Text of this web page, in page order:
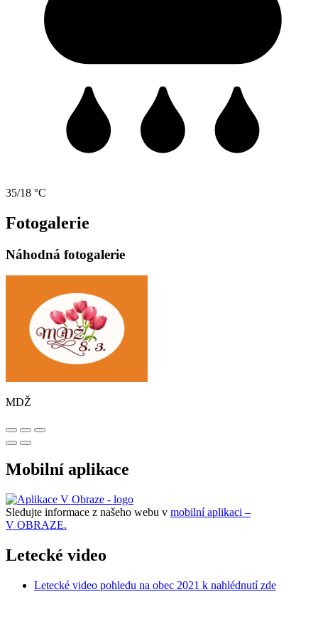
35/18 °C
Fotogalerie
Náhodná fotogalerie
MDŽ
Mobilní aplikace
Sledujte informace z našeho webu v mobilní aplikaci –
V OBRAZE.
Letecké video
Letecké video pohledu na obec 2021 k nahlédnutí zde